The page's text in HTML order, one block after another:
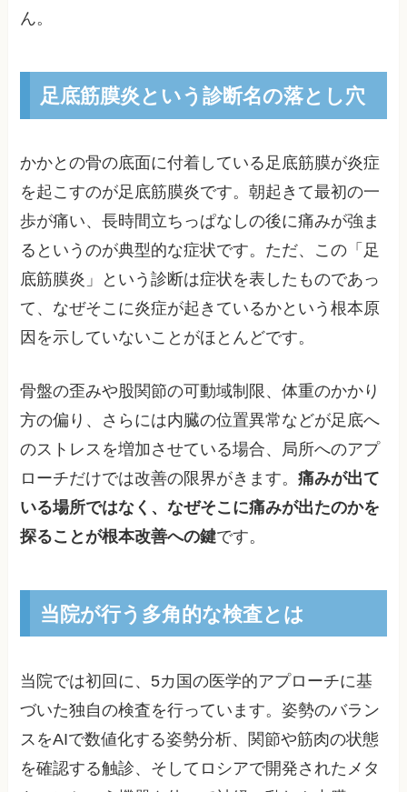
ん。
足底筋膜炎という診断名の落とし穴
かかとの骨の底面に付着している足底筋膜が炎症
を起こすのが足底筋膜炎です。朝起きて最初の一
歩が痛い、長時間立ちっぱなしの後に痛みが強ま
るというのが典型的な症状です。ただ、この「足
底筋膜炎」という診断は症状を表したものであっ
て、なぜそこに炎症が起きているかという根本原
因を示していないことがほとんどです。
骨盤の歪みや股関節の可動域制限、体重のかかり
方の偏り、さらには内臓の位置異常などが足底へ
のストレスを増加させている場合、局所へのアプ
ローチだけでは改善の限界がきます。痛みが出て
いる場所ではなく、なぜそこに痛みが出たのかを
探ることが根本改善への鍵です。
当院が行う多角的な検査とは
当院では初回に、5カ国の医学的アプローチに基
づいた独自の検査を行っています。姿勢のバラン
スをAIで数値化する姿勢分析、関節や筋肉の状態
を確認する触診、そしてロシアで開発されたメタ